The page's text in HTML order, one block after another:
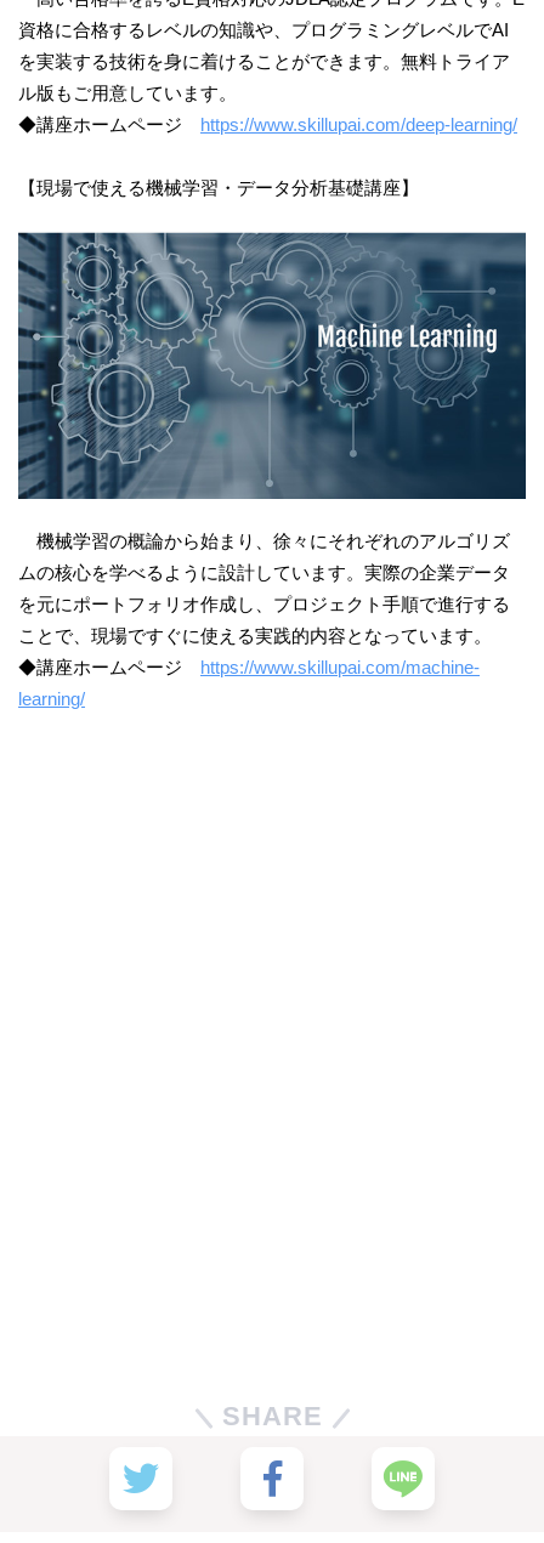
資格に合格するレベルの知識や、プログラミングレベルでAI
を実装する技術を身に着けることができます。無料トライア
ル版もご用意しています。
◆講座ホームページ
https://www.skillupai.com/deep-learning/
【現場で使える機械学習・データ分析基礎講座】
機械学習の概論から始まり、徐々にそれぞれのアルゴリズ
ムの核心を学べるように設計しています。実際の企業データ
を元にポートフォリオ作成し、プロジェクト手順で進行する
ことで、現場ですぐに使える実践的内容となっています。
◆講座ホームページ https://www.skillupai.com/machine-
learning/
SHARE